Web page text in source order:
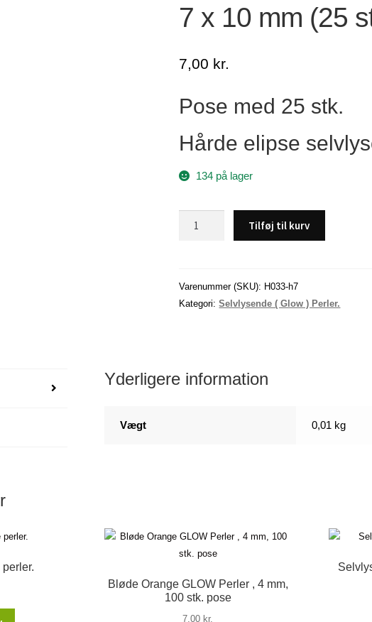
7 x 10 mm (25
7,00 kr.
Pose med 25 stk.
Hårde elipse
134 på lager
x
10
pose)
antal
Tilføj til kurv
Varenummer (SKU): H033-h7
Kategori:Selvlysende ( Glow ) Perler.
Yderligere information
Vægt 0,01 kg
Bløde Orange GLOW Perler , 4 mm,
100 stk. pose
7,00 kr.